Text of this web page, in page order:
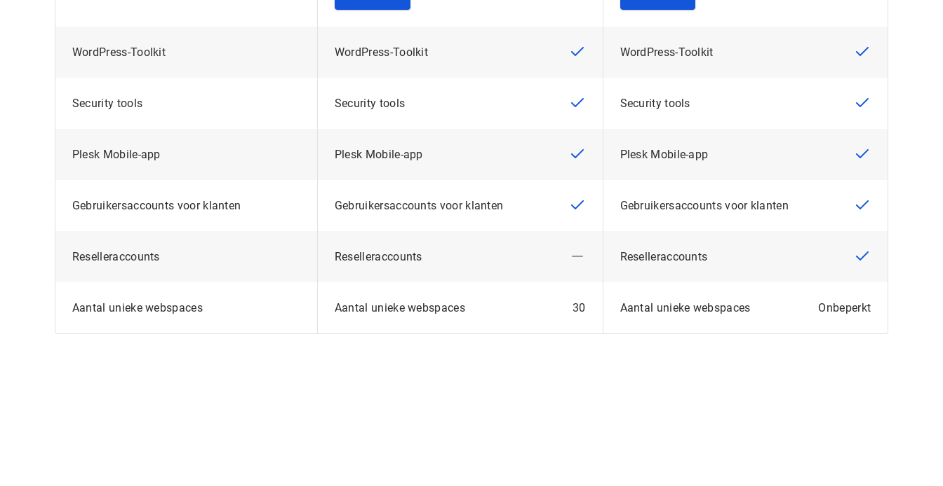
WordPress-Toolkit WordPress-Toolkit WordPress-Toolkit
Security tools Security tools Security tools
Plesk Mobile-app Plesk Mobile-app Plesk Mobile-app
Gebruikersaccounts voor klanten Gebruikersaccounts voor klanten Gebruikersaccounts voor klanten
Reselleraccounts Reselleraccounts Reselleraccounts
Aantal unieke webspaces Aantal unieke webspaces 30 Aantal unieke webspaces Onbeperkt